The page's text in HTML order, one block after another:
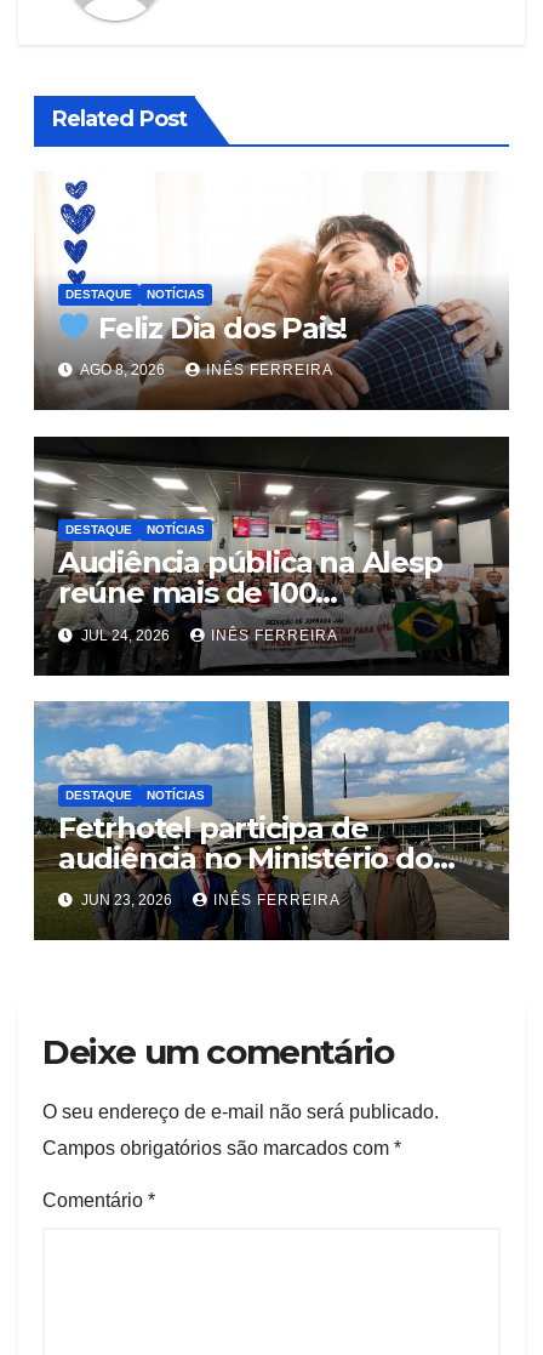
Related Post
DESTAQUE NOTÍCIAS
Feliz Dia dos Pais!
AGO 8, 2026 INÊS FERREIRA
DESTAQUE NOTÍCIAS
Audiência pública na Alesp
reúne mais de 100
trabalhadores e define pauta
unificada para a hotelaria e
gastronomia
JUL 24, 2026 INÊS FERREIRA
DESTAQUE NOTÍCIAS
Fetrhotel participa de
audiência no Ministério do
Trabalho e Emprego, em
Brasília
JUN 23, 2026 INÊS FERREIRA
Deixe um comentário
O seu endereço de e-mail não será publicado.
Campos obrigatórios são marcados com *
Comentário *